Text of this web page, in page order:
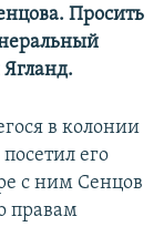
Просить
в колонии
его
с ним Сенцов
правам